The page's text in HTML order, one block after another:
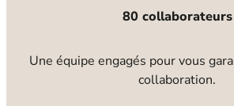
80 collaborateurs
Une équipe engagés pour vous
collaboration.